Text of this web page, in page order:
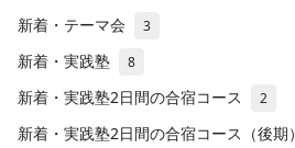
新着・テーマ会 3
新着・実践塾 8
新着・実践塾2日間の合宿コース 2
新着・実践塾2日間の合宿コース（後期）